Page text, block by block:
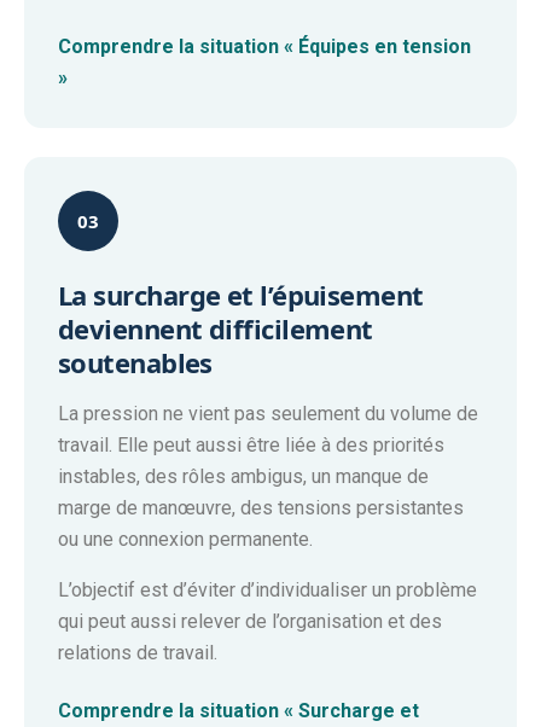
Comprendre la situation « Équipes en tension
»
03
La surcharge et l’épuisement
deviennent difficilement
soutenables
La pression ne vient pas seulement du volume de
travail. Elle peut aussi être liée à des priorités
instables, des rôles ambigus, un manque de
marge de manœuvre, des tensions persistantes
ou une connexion permanente.
L’objectif est d’éviter d’individualiser un problème
qui peut aussi relever de l’organisation et des
relations de travail.
Comprendre la situation « Surcharge et